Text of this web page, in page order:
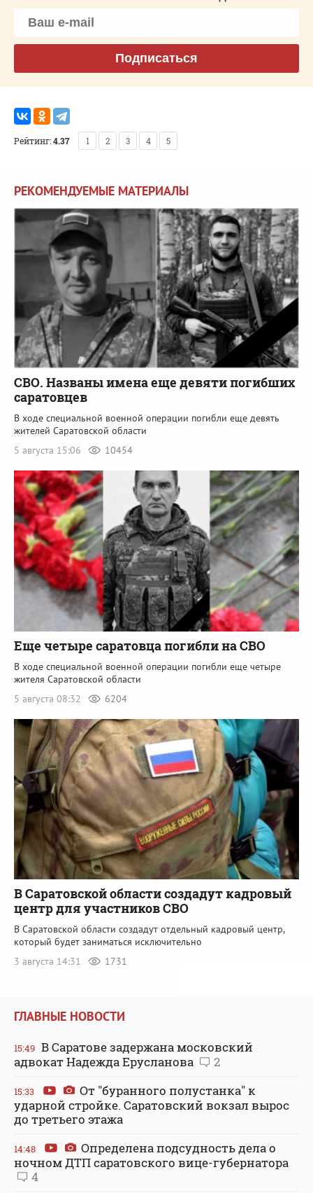
Подписаться
Рейтинг:4.37 1 2 3 4 5
РЕКОМЕНДУЕМЫЕ МАТЕРИАЛЫ
СВО. Названы имена еще девяти погибших
саратовцев
В ходе специальной военной операции погибли еще девять
жителей Саратовской области
5 августа 15:06
10454
Еще четыре саратовца погибли на СВО
В ходе специальной военной операции погибли еще четыре
жителя Саратовской области
5 августа 08:32
6204
В Саратовской области создадут кадровый
центр для участников СВО
В Саратовской области создадут отдельный кадровый центр,
который будет заниматься исключительно
3 августа 14:31
1731
ГЛАВНЫЕ НОВОСТИ
15:49 В Саратове задержана московский
адвокат Надежда Ерусланова
2
15:33
От "буранного полустанка" к
ударной стройке. Саратовский вокзал вырос
до третьего этажа
14:48
Определена подсудность дела о
ночном ДТП саратовского вице-губернатора
4